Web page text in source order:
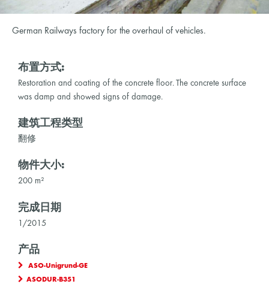
German Railways factory for the overhaul of vehicles.
布置方式:
Restoration and coating of the concrete floor. The concrete surface
was damp and showed signs of damage.
建筑工程类型
翻修
物件大小:
200 m²
完成日期
1/2015
产品
ASO-Unigrund-GE
ASODUR-B351